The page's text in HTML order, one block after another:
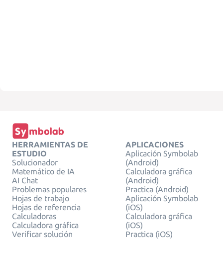
HERRAMIENTAS DE
ESTUDIO
Solucionador
Matemático de IA
AI Chat
Problemas populares
Hojas de trabajo
Hojas de referencia
Calculadoras
Calculadora gráfica
Verificar solución
APLICACIONES
Aplicación Symbolab
(Android)
Calculadora gráfica
(Android)
Practica (Android)
Aplicación Symbolab
(iOS)
Calculadora gráfica
(iOS)
Practica (iOS)